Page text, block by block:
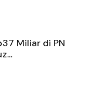
Miliar di PN